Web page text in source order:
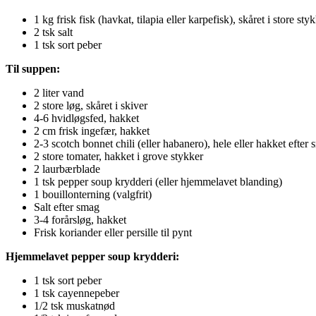
1 kg frisk fisk (havkat, tilapia eller karpefisk), skåret i store
2 tsk salt
1 tsk sort peber
Til suppen:
2 liter vand
2 store løg, skåret i skiver
4-6 hvidløgsfed, hakket
2 cm frisk ingefær, hakket
2-3 scotch bonnet chili (eller habanero), hele eller hakket efter
2 store tomater, hakket i grove stykker
2 laurbærblade
1 tsk pepper soup krydderi (eller hjemmelavet blanding)
1 bouillonterning (valgfrit)
Salt efter smag
3-4 forårsløg, hakket
Frisk koriander eller persille til pynt
Hjemmelavet pepper soup krydderi:
1 tsk sort peber
1 tsk cayennepeber
1/2 tsk muskatnød